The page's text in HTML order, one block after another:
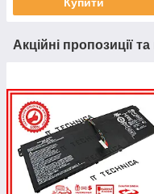
Акційні пропозиції